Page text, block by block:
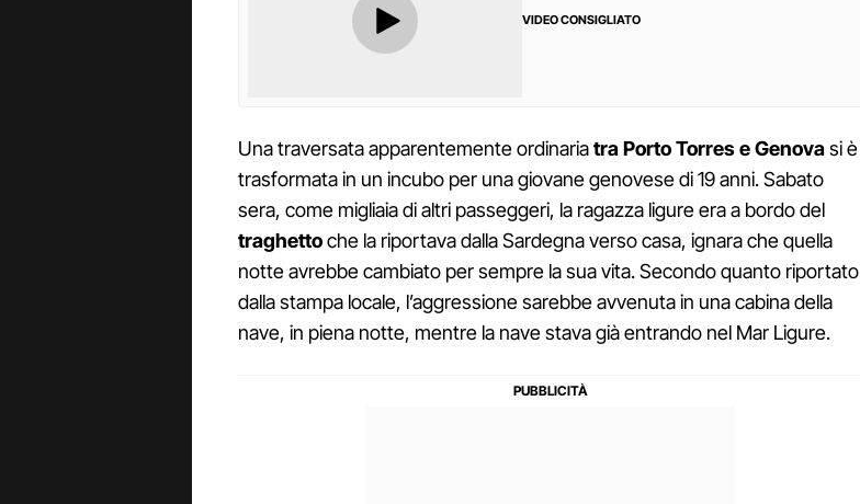
VIDEO CONSIGLIATO
Una traversata apparentemente ordinariatra Porto Torres e Genovasi è
trasformata in un incubo per una giovane genovese di 19 anni. Sabato
sera, come migliaia di altri passeggeri, la ragazza ligure era a bordo del
traghettoche la riportava dalla Sardegna verso casa, ignara che quella
notte avrebbe cambiato per sempre la sua vita. Secondo quanto riportato
dalla stampa locale, l’aggressione sarebbe avvenuta in una cabina della
nave, in piena notte, mentre la nave stava già entrando nel Mar Ligure.